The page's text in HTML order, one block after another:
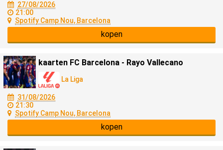
27/08/2026
21:00
Spotify Camp Nou, Barcelona
kopen
kaarten FC Barcelona - Rayo Vallecano
La Liga
31/08/2026
21:30
Spotify Camp Nou, Barcelona
kopen